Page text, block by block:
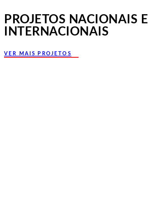
PROJETOS NACIONAIS E
INTERNACIONAIS
VER MAIS PROJETOS